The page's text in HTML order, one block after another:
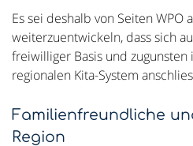
Es sei deshalb von Seiten WPO
weiterzuentwickeln, dass sich
freiwilliger Basis und
regionalen Kita-System
Familienfreundliche
Region